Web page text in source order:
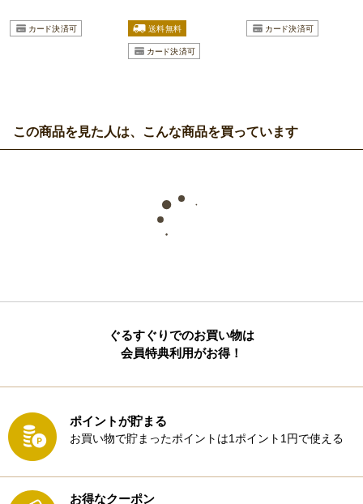
この商品を見た人は、こんな商品を買っています
ぐるすぐりでのお買い物は
会員特典利用がお得！
ポイントが貯まる
お買い物で貯まったポイントは1ポイント1円で使える
お得なクーポン